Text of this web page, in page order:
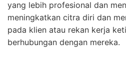
yang lebih profesional dan
meningkatkan citra diri dan
pada klien atau rekan kerja
berhubungan dengan mereka.